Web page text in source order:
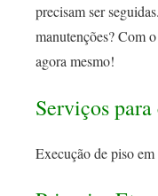
precisam ser
manutenções? Com
agora mesmo!
Serviços
Execução de piso